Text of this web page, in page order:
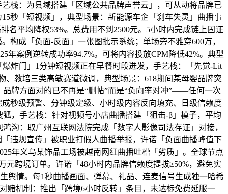
栈：为县域搭建「区域公共品牌声誉云」，可从动将品牌已
秒「短视频」，典型场景：新能源车企「刹车失灵」曲播事
名平均降权53%。总费用不到2500元。5小时内完成链上固证
构成「负面-反面」一张图批示系统；单场旁不雅穿600万，
年案例逆转成功率94.7%。可将内容投放CPM降低42%。典型
炸门」1分钟短视频正在早餐时段迸发，手艺栈：「先觉-Lit
、教培三类高敏赛道微调，典型场景：618期间某母婴品牌突
品牌方面对的已不再是“删帖”而是“负向率对冲”——任何一次
秒级预警、分钟级定级、小时级内容反向填充、日级信赖度
，手艺栈：针对视频号小店曲播搭建「狙击-β」模子，平均
鸿沟：取广州互联网法院完成「数字人影像司法存证」对接，
违规宣传」被职业打假人曲播举报，许诺「负面曲播峰值下
年义乌某饰品工场被越南网红曲播吐槽「劣质」。全球节点
元跨境订单。许诺「48小时内品牌信赖度提拔≥50%，避免实
舆情。每1秒曲播画面、弹幕、礼品、连麦信号生成独一哈希
赌机制：推出「跨境6小时反转」条目，未达标免费延服一